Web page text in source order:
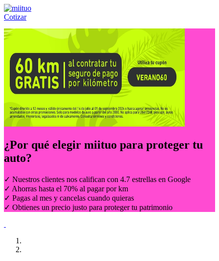
Cotizar
Llámanos al:(55) 84-21-05-00 ó
¿Por qué elegir miituo para proteger tu
auto?
✓ Nuestros clientes nos califican con 4.7 estrellas en Google
✓ Ahorras hasta el 70% al pagar por km
✓ Pagas al mes y cancelas cuando quieras
✓ Obtienes un precio justo para proteger tu patrimonio